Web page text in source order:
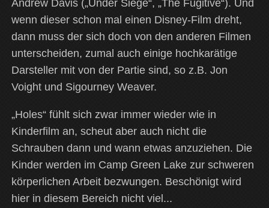
Andrew Davis („Under Siege“, „The Fugitive“). Und
wenn dieser schon mal einen Disney-Film dreht,
dann muss der sich doch von den anderen Filmen
unterscheiden, zumal auch einige hochkarätige
Darsteller mit von der Partie sind, so z.B. Jon
Voight und Sigourney Weaver.
„Holes“ fühlt sich zwar immer wieder wie in
Kinderfilm an, scheut aber auch nicht die
Schrauben dann und wann etwas anzuziehen. Die
Kinder werden im Camp Green Lake zur schweren
körperlichen Arbeit bezwungen. Beschönigt wird
hier in diesem Bereich nicht viel...